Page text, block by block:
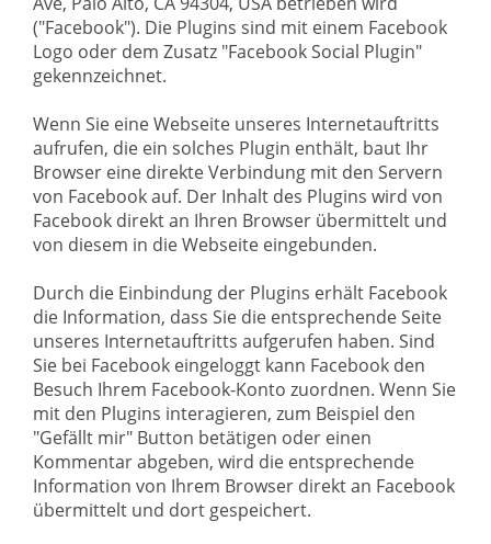
("Facebook"). Die Plugins sind mit einem Facebook
Logo oder dem Zusatz "Facebook Social Plugin"
gekennzeichnet.
Wenn Sie eine Webseite unseres Internetauftritts
aufrufen, die ein solches Plugin enthält, baut Ihr
Browser eine direkte Verbindung mit den Servern
von Facebook auf. Der Inhalt des Plugins wird von
Facebook direkt an Ihren Browser übermittelt und
von diesem in die Webseite eingebunden.
Durch die Einbindung der Plugins erhält Facebook
die Information, dass Sie die entsprechende Seite
unseres Internetauftritts aufgerufen haben. Sind
Sie bei Facebook eingeloggt kann Facebook den
Besuch Ihrem Facebook-Konto zuordnen. Wenn Sie
mit den Plugins interagieren, zum Beispiel den
"Gefällt mir" Button betätigen oder einen
Kommentar abgeben, wird die entsprechende
Information von Ihrem Browser direkt an Facebook
übermittelt und dort gespeichert.